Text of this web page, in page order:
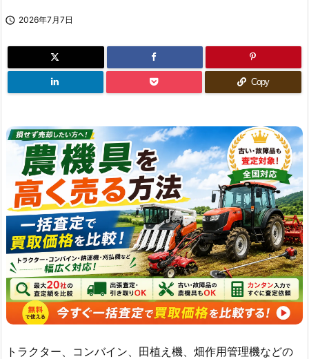
 2026年7月7日
Copy
トラクター、コンバイン、田植え機、畑作用管理機などの